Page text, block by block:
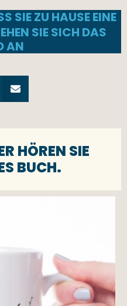
SIE ZU HAUSE EINE
SIE SICH DAS
AN
HÖREN SIE
BUCH.